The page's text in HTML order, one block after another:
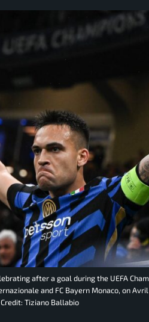
after a goal during the UEFA
and FC Bayern Monaco, on
Tiziano Ballabio